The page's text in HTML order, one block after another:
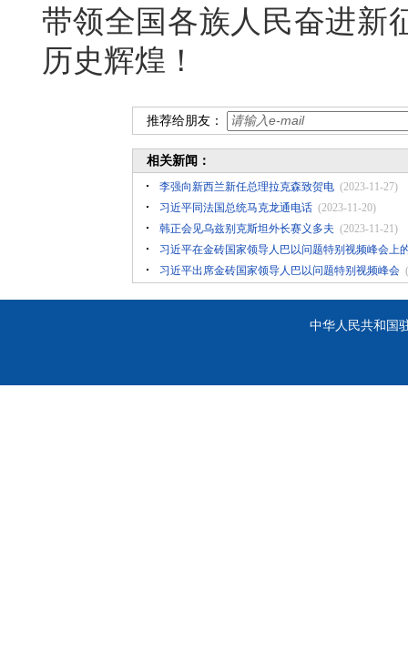
带领全国各族人民奋进新
历史辉煌！
推荐给朋友：
相关新闻：
李强向新西兰新任总理拉克森致贺电 (2023-11-27)
​习近平同法国总统马克龙通电话 (2023-11-20)
韩正会见乌兹别克斯坦外长赛义多夫 (2023-11-21)
习近平在金砖国家领导人巴以问题特别视频峰会上
习近平出席金砖国家领导人巴以问题特别视频峰会
中华人民共和国